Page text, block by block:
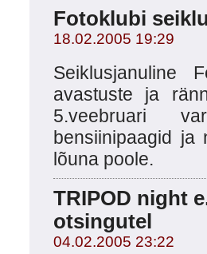
Fotoklubi
18.02.2005 19:29
Seiklusjanuline
avastuste ja
5.veebruari
bensiinipaagid ja
lõuna poole.
TRIPOD night
otsingutel
04.02.2005 23:22